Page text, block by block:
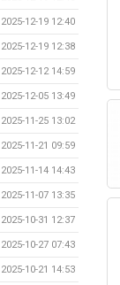
2025-12-19 12:40
2025-12-19 12:38
2025-12-12 14:59
2025-12-05 13:49
2025-11-25 13:02
2025-11-21 09:59
2025-11-14 14:43
2025-11-07 13:35
2025-10-31 12:37
2025-10-27 07:43
2025-10-21 14:53